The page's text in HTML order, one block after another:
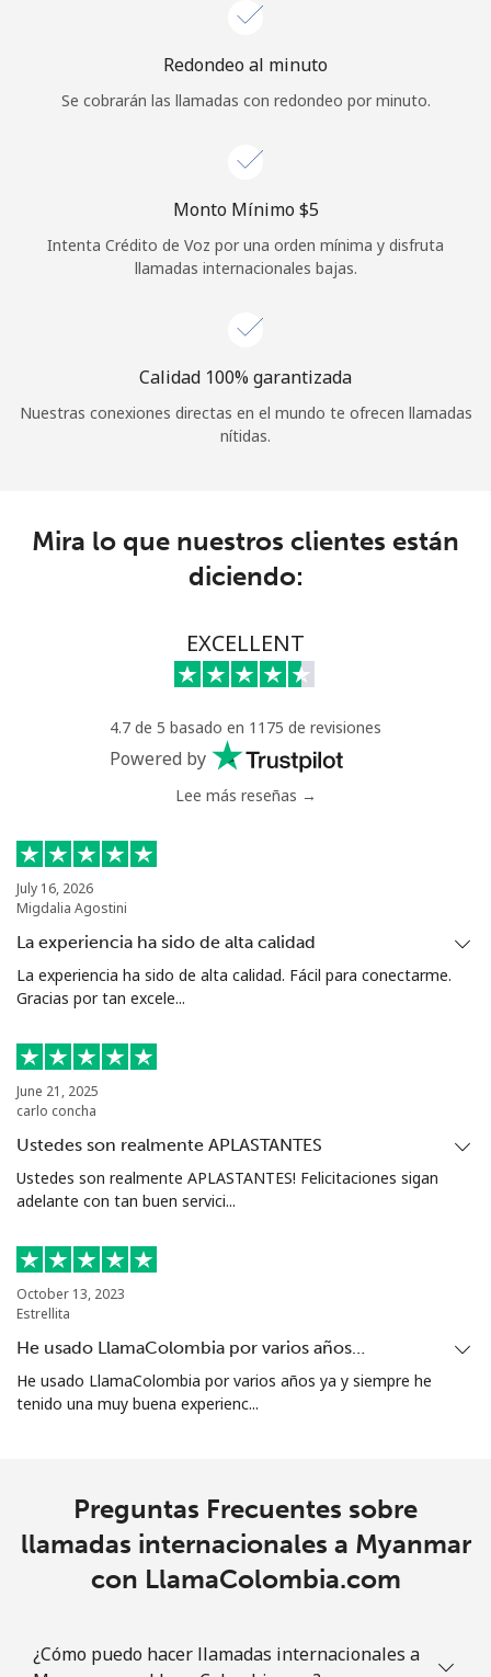
Redondeo al minuto
Se cobrarán las llamadas con redondeo por minuto.
Monto Mínimo ⁦$5⁩
Intenta Crédito de Voz por una orden mínima y disfruta
llamadas internacionales bajas.
Calidad 100% garantizada
Nuestras conexiones directas en el mundo te ofrecen llamadas
nítidas.
Mira lo que nuestros clientes están
diciendo:
EXCELLENT
4.7 de 5 basado en 1175 de revisiones
Powered by
Lee más reseñas →
July 16, 2026
Migdalia Agostini
La experiencia ha sido de alta calidad
La experiencia ha sido de alta calidad. Fácil para conectarme.
Gracias por tan excele...
June 21, 2025
carlo concha
Ustedes son realmente APLASTANTES
Ustedes son realmente APLASTANTES! Felicitaciones sigan
adelante con tan buen servici...
October 13, 2023
Estrellita
He usado LlamaColombia por varios años…
He usado LlamaColombia por varios años ya y siempre he
tenido una muy buena experienc...
Preguntas Frecuentes sobre
llamadas internacionales a Myanmar
con LlamaColombia.com
¿Cómo puedo hacer llamadas internacionales a